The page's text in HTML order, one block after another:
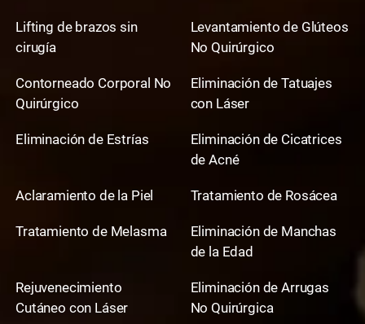
Lifting de brazos sin
cirugía
Levantamiento de Glúteos
No Quirúrgico
Contorneado Corporal No
Quirúrgico
Eliminación de Tatuajes
con Láser
Eliminación de Estrías
Eliminación de Cicatrices
de Acné
Aclaramiento de la Piel Tratamiento de Rosácea
Tratamiento de Melasma
Eliminación de Manchas
de la Edad
Rejuvenecimiento
Cutáneo con Láser
Eliminación de Arrugas
No Quirúrgica